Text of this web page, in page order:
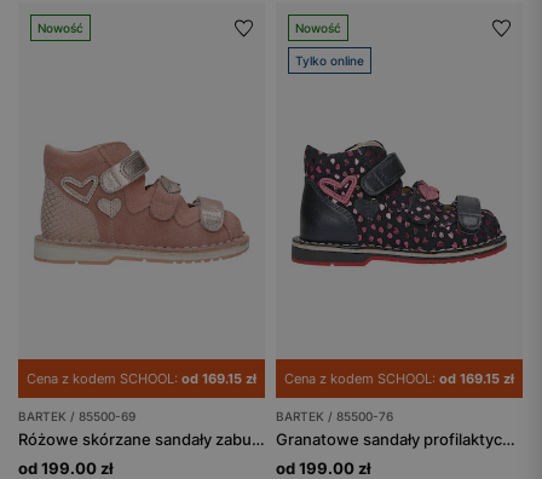
Nowość
Cena z kodem SCHOOL: od 169.15 zł
BARTEK / 85500-69
Różowe skórzane sandały zabudowane z obcasem Thomasa BARTEK 85500-69
od 199.00 zł
Nowość
Tylko online
Cena z kodem SCHOOL: od 169.15 zł
BARTEK / 85500-76
Granatowe sandały profilaktyczne z błyszczącymi serduszkami, obcas Thomasa BARTEK 85500-76
od 199.00 zł